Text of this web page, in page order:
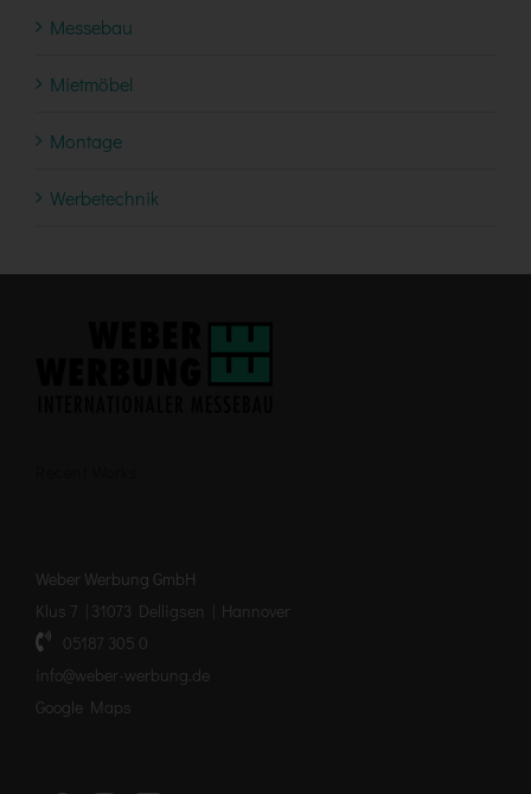
Messebau
Mietmöbel
Montage
Werbetechnik
Weber Werbung GmbH
Klus 7 | 31073 Delligsen | Hannover
05187 305 0
info@weber-werbung.de
Google Maps